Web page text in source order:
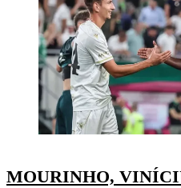
MOURINHO,